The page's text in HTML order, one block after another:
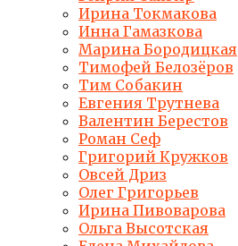
Ирина Токмакова
Инна Гамазкова
Марина Бородицкая
Тимофей Белозёров
Тим Собакин
Евгения Трутнева
Валентин Берестов
Роман Сеф
Григорий Кружков
Овсей Дриз
Олег Григорьев
Ирина Пивоварова
Ольга Высотская